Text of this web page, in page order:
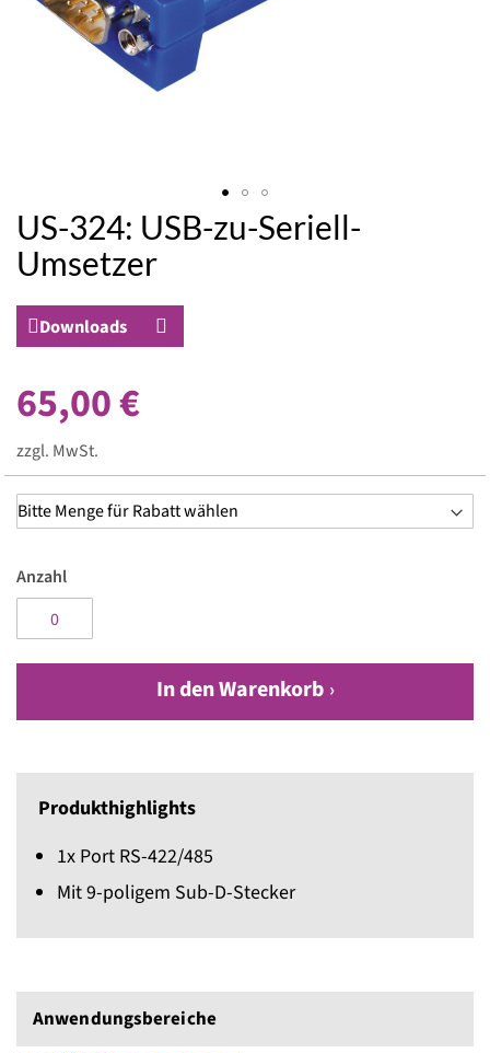
US-324: USB-zu-Seriell-
Umsetzer
Downloads
65,00 €
zzgl. MwSt.
Anzahl
In den Warenkorb
Produkthighlights
1x Port RS-422/485
Mit 9-poligem Sub-D-Stecker
Zum
Anfang
der
springen
Anwendungs­bereiche